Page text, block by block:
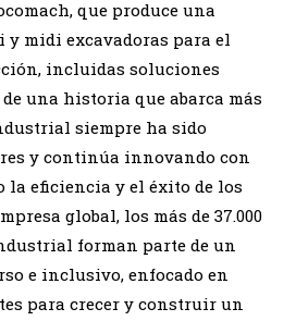
que produce una
midi excavadoras para el
incluidas soluciones
una historia que abarca más
siempre ha sido
y continúa innovando con
la eficiencia y el éxito de los
global, los más de 37.000
forman parte de un
e inclusivo, enfocado en
para crecer y construir un